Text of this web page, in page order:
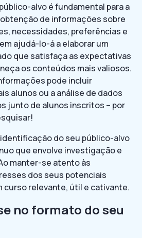
alvo é fundamental para a
de informações sobre
necessidades, preferências e
ajudá-lo-á a elaborar um
que satisfaça as expectativas
os conteúdos mais valiosos.
pode incluir
alunos ou a análise de dados
junto de alunos inscritos – por
identificação do seu público-alvo
que envolve investigação e
manter-se atento às
dos seus potenciais
curso relevante, útil e cativante.
no formato do seu